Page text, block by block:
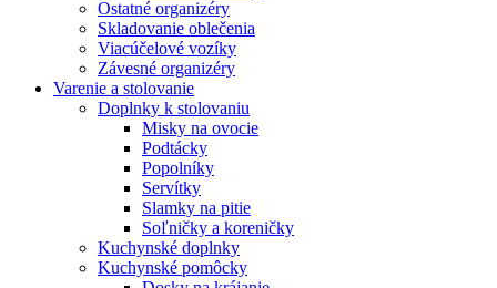
Ostatné organizéry
Skladovanie oblečenia
Viacúčelové vozíky
Závesné organizéry
Varenie a stolovanie
Doplnky k stolovaniu
Misky na ovocie
Podtácky
Popolníky
Servítky
Slamky na pitie
Soľničky a koreničky
Kuchynské doplnky
Kuchynské pomôcky